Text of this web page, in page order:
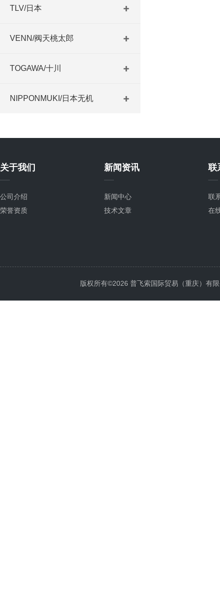
TLV/日本
VENN/阀天桃太郎
TOGAWA/十川
NIPPONMUKI/日本无机
关于我们
公司介绍
荣誉资质
新闻资讯
新闻中心
技术文章
联
联
在
版权所有©2026 普飞索国际贸易（重庆）有